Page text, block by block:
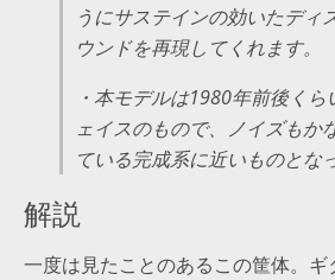
うにサステインの効いたディ
ウンドを再現してくれます。
・本モデルは1980年前後く
ェイスのもので、ノイズもか
ている完成系に近いものとな
解説
一度は見たことのあるこの筐体。ギ